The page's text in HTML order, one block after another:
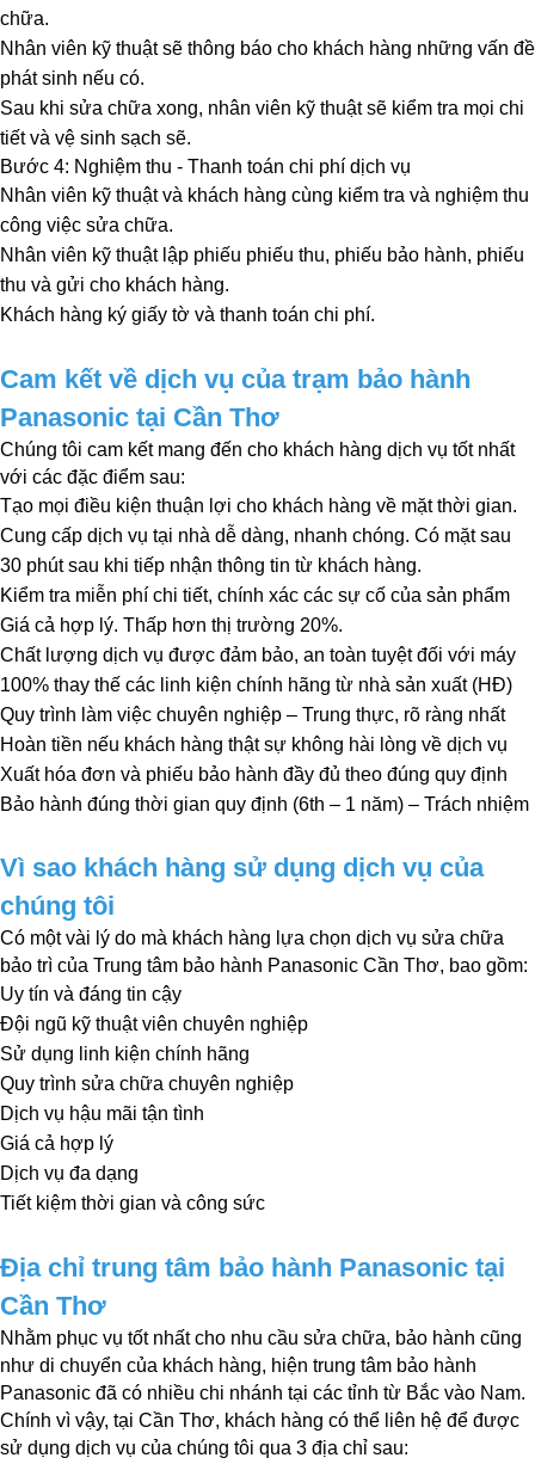
chữa.
Nhân viên kỹ thuật sẽ thông báo cho khách hàng những vấn đề
phát sinh nếu có.
Sau khi sửa chữa xong, nhân viên kỹ thuật sẽ kiểm tra mọi chi
tiết và vệ sinh sạch sẽ.
Bước 4: Nghiệm thu - Thanh toán chi phí dịch vụ
Nhân viên kỹ thuật và khách hàng cùng kiểm tra và nghiệm thu
công việc sửa chữa.
Nhân viên kỹ thuật lập phiếu phiếu thu, phiếu bảo hành, phiếu
thu và gửi cho khách hàng.
Khách hàng ký giấy tờ và thanh toán chi phí.
Cam kết về dịch vụ của trạm bảo hành
Panasonic tại Cần Thơ
Chúng tôi cam kết mang đến cho khách hàng dịch vụ tốt nhất
với các đặc điểm sau:
Tạo mọi điều kiện thuận lợi cho khách hàng về mặt thời gian.
Cung cấp dịch vụ tại nhà dễ dàng, nhanh chóng. Có mặt sau
30 phút sau khi tiếp nhận thông tin từ khách hàng.
Kiểm tra miễn phí chi tiết, chính xác các sự cố của sản phẩm
Giá cả hợp lý. Thấp hơn thị trường 20%.
Chất lượng dịch vụ được đảm bảo, an toàn tuyệt đối với máy
100% thay thế các linh kiện chính hãng từ nhà sản xuất (HĐ)
Quy trình làm việc chuyên nghiệp – Trung thực, rõ ràng nhất
Hoàn tiền nếu khách hàng thật sự không hài lòng về dịch vụ
Xuất hóa đơn và phiếu bảo hành đầy đủ theo đúng quy định
Bảo hành đúng thời gian quy định (6th – 1 năm) – Trách nhiệm
Vì sao khách hàng sử dụng dịch vụ của
chúng tôi
Có một vài lý do mà khách hàng lựa chọn dịch vụ sửa chữa
bảo trì của Trung tâm bảo hành Panasonic Cần Thơ, bao gồm:
Uy tín và đáng tin cậy
Đội ngũ kỹ thuật viên chuyên nghiệp
Sử dụng linh kiện chính hãng
Quy trình sửa chữa chuyên nghiệp
Dịch vụ hậu mãi tận tình
Giá cả hợp lý
Dịch vụ đa dạng
Tiết kiệm thời gian và công sức
Địa chỉ trung tâm bảo hành Panasonic tại
Cần Thơ
Nhằm phục vụ tốt nhất cho nhu cầu sửa chữa, bảo hành cũng
như di chuyển của khách hàng, hiện trung tâm bảo hành
Panasonic đã có nhiều chi nhánh tại các tỉnh từ Bắc vào Nam.
Chính vì vậy, tại Cần Thơ, khách hàng có thể liên hệ để được
sử dụng dịch vụ của chúng tôi qua 3 địa chỉ sau: